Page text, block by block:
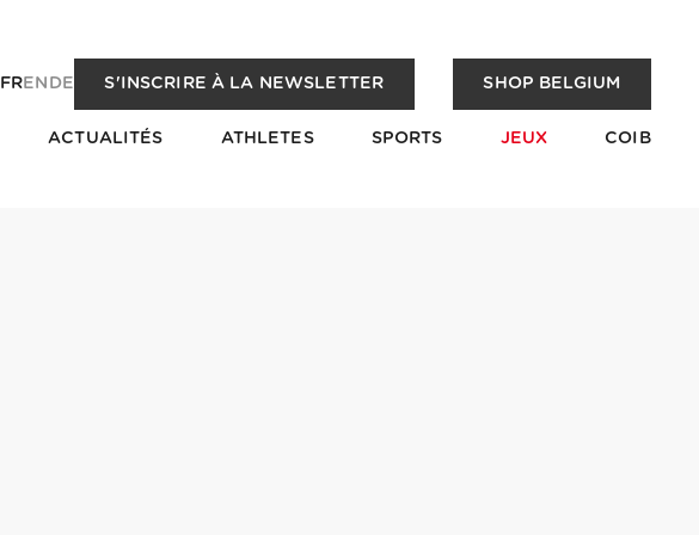
FREN DE S'INSCRIRE À LA NEWSLETTER SHOP BELGIUM
ACTUALITÉS ATHLETES SPORTS JEUX COIB